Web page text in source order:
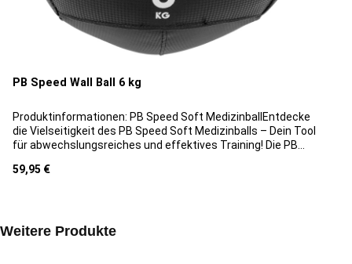
PB Speed Wall Ball 6 kg
Produktinformationen: PB Speed Soft MedizinballEntdecke
die Vielseitigkeit des PB Speed Soft Medizinballs – Dein Tool
für abwechslungsreiches und effektives Training! Die PB
Workout auf das nächste Level zu bringen. Hergestellt aus
Blick: Hochwertige Konstruktion: Unsere PB Speed Soft
Regulärer Preis:
59,95 €
Produktgalerie überspringen
Weitere Produkte